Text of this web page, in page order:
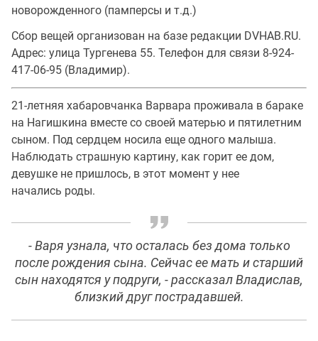
новорожденного (памперсы и т.д.)
Сбор вещей организован на базе редакции DVHAB.RU.
Адрес: улица Тургенева 55. Телефон для связи 8-924-
417-06-95 (Владимир).
21-летняя хабаровчанка Варвара проживала в бараке
на Нагишкина вместе со своей матерью и пятилетним
сыном. Под сердцем носила еще одного малыша.
Наблюдать страшную картину, как горит ее дом,
девушке не пришлось, в этот момент у нее
начались роды.
- Варя узнала, что осталась без дома только
после рождения сына. Сейчас ее мать и старший
сын находятся у подруги, - рассказал Владислав,
близкий друг пострадавшей.